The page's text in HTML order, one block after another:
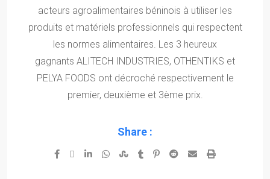
acteurs agroalimentaires béninois à utiliser les
produits et matériels professionnels qui respectent
les normes alimentaires. Les 3 heureux
gagnants ALITECH INDUSTRIES, OTHENTIKS et
PELYA FOODS ont décroché respectivement le
premier, deuxième et 3ème prix.
Share :